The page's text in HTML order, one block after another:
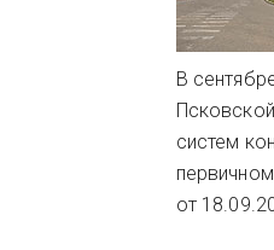
В
систем
от